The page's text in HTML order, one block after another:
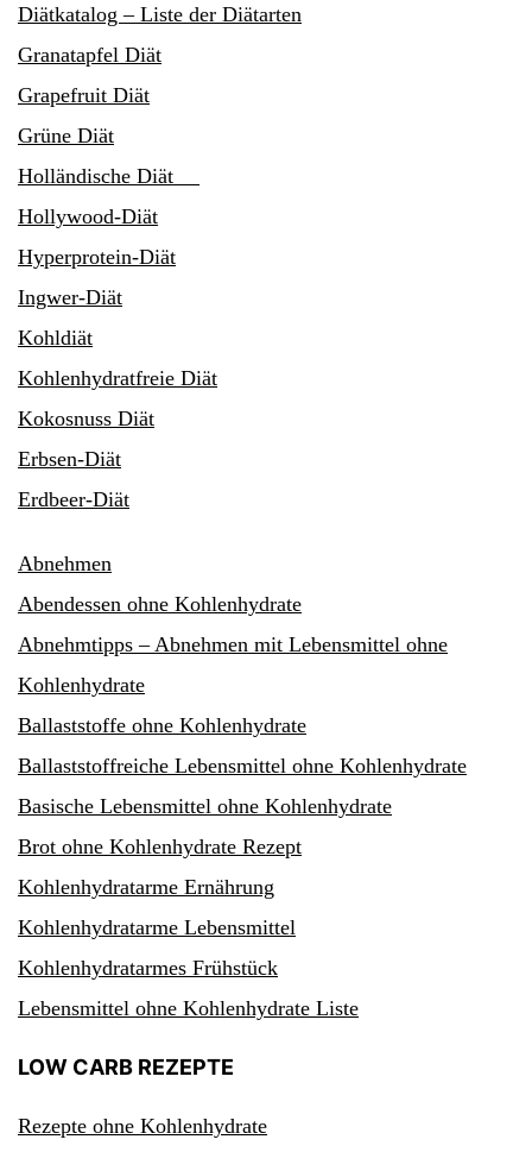
Diätkatalog – Liste der Diätarten
Granatapfel Diät
Grapefruit Diät
Grüne Diät
Holländische Diät
Hollywood-Diät
Hyperprotein-Diät
Ingwer-Diät
Kohldiät
Kohlenhydratfreie Diät
Kokosnuss Diät
Erbsen-Diät
Erdbeer-Diät
Abnehmen
Abendessen ohne Kohlenhydrate
Abnehmtipps – Abnehmen mit Lebensmittel ohne
Kohlenhydrate
Ballaststoffe ohne Kohlenhydrate
Ballaststoffreiche Lebensmittel ohne Kohlenhydrate
Basische Lebensmittel ohne Kohlenhydrate
Brot ohne Kohlenhydrate Rezept
Kohlenhydratarme Ernährung
Kohlenhydratarme Lebensmittel
Kohlenhydratarmes Frühstück
Lebensmittel ohne Kohlenhydrate Liste
LOW CARB REZEPTE
Rezepte ohne Kohlenhydrate